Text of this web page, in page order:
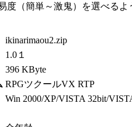
～激鬼）を選べるよう
ikinarimaou2.zip
1.0１
396 KByte
RPGツクールVX RTP
Win 2000/XP/VISTA 32bit/